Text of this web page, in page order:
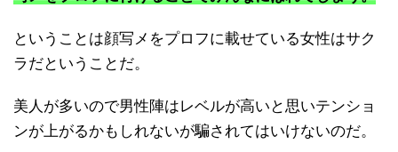
ということは顔写メをプロフに載せている女性はサク
ラだということだ。
美人が多いので男性陣はレベルが高いと思いテンショ
ンが上がるかもしれないが騙されてはいけないのだ。